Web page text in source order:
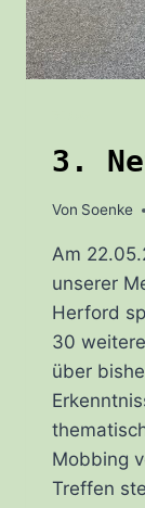
3.
Von Soenke
Am
unserer
Herford
30
über
Mobbing
Treffen